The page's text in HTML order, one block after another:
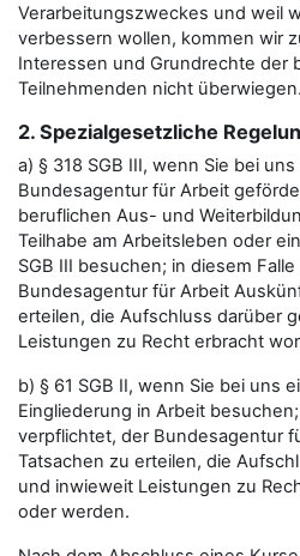
Verarbeitungszweckes und weil
verbessern wollen, kommen wir
Interessen und Grundrechte der
Teilnehmenden nicht überwiegen.
2. Spezialgesetzliche
a) § 318 SGB III, wenn Sie bei
Bundesagentur für Arbeit
beruflichen Aus- und
Teilhabe am Arbeitsleben oder
SGB III besuchen; in diesem
Bundesagentur für Arbeit
erteilen, die Aufschluss darüber
Leistungen zu Recht erbracht
b) § 61 SGB II, wenn Sie bei uns
Eingliederung in Arbeit
verpflichtet, der Bundesagentur
Tatsachen zu erteilen, die
und inwieweit Leistungen zu
oder werden.